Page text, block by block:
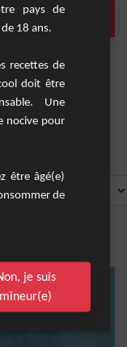
pulco citron
(1 Cocktail)
pays de
18 ans.
recettes de
doit être
Une
nocive pour
être âgé(e)
de
je suis
mineur(e)